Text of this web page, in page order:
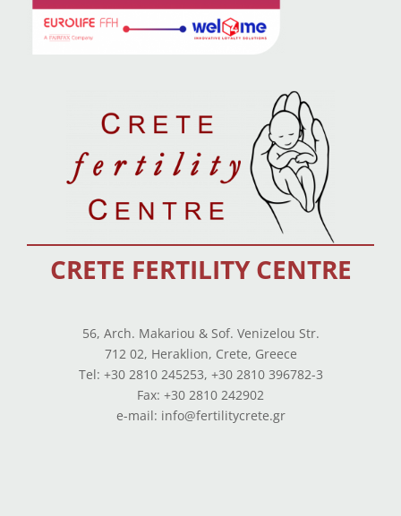
CRETE FERTILITY CENTRE
56, Arch. Makariou & Sof. Venizelou Str.
712 02, Heraklion, Crete, Greece
Tel: +30 2810 245253, +30 2810 396782-3
Fax: +30 2810 242902
e-mail: info@fertilitycrete.gr